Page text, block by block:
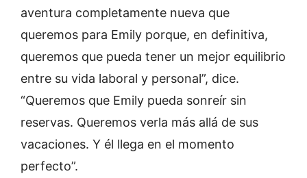
aventura completamente nueva que
queremos para Emily porque, en definitiva,
queremos que pueda tener un mejor equilibrio
entre su vida laboral y personal”, dice.
“Queremos que Emily pueda sonreír sin
reservas. Queremos verla más allá de sus
vacaciones. Y él llega en el momento
perfecto”.